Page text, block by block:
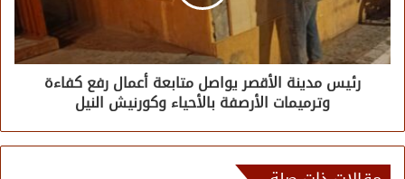
رئيس مدينة الأقصر يواصل متابعة أعمال رفع كفاءة
وترميمات الأرصفة بالأحياء وكورنيش النيل